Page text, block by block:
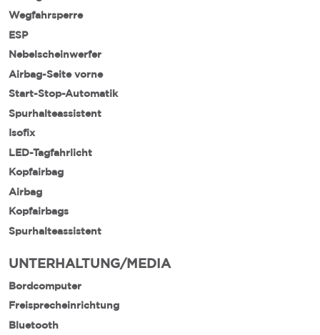
Wegfahrsperre
ESP
Nebelscheinwerfer
Airbag-Seite vorne
Start-Stop-Automatik
Spurhalteassistent
Isofix
LED-Tagfahrlicht
Kopfairbag
Airbag
Kopfairbags
Spurhalteassistent
UNTERHALTUNG/MEDIA
Bordcomputer
Freisprecheinrichtung
Bluetooth